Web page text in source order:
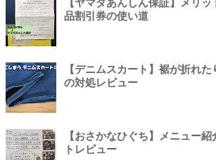
【ヤマダあんしん保証】メリ
品割引券の使い道
【デニムスカート】裾が折れ
の対処レビュー
【おさかなひぐち】メニュー
トレビュー